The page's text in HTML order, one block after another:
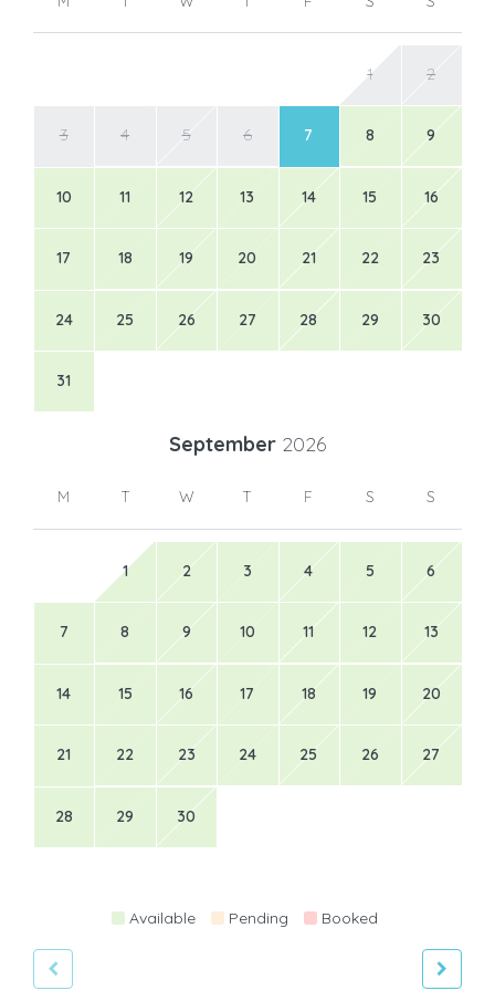
1 2
3 4 5 6 7 8 9
10 11 12 13 14 15 16
17 18 19 20 21 22 23
24 25 26 27 28 29 30
31
September 2026
M T W T F S S
1 2 3 4 5 6
7 8 9 10 11 12 13
14 15 16 17 18 19 20
21 22 23 24 25 26 27
28 29 30
Available Pending Booked